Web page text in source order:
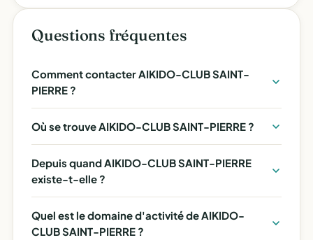
Questions fréquentes
Comment contacter AIKIDO-CLUB SAINT-
PIERRE ?
Où se trouve AIKIDO-CLUB SAINT-PIERRE ?
Depuis quand AIKIDO-CLUB SAINT-PIERRE
existe-t-elle ?
Quel est le domaine d'activité de AIKIDO-
CLUB SAINT-PIERRE ?